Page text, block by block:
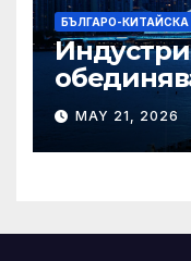
БЪЛГАРО-
MAY 21, 2026